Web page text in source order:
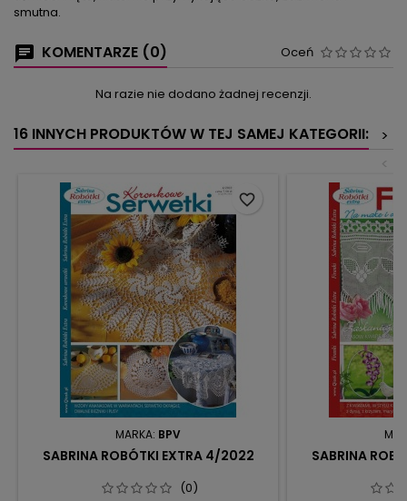
smutna.
KOMENTARZE (0) Oceń
Na razie nie dodano żadnej recenzji.
16 INNYCH PRODUKTÓW W TEJ SAMEJ KATEGORII:
>
<
MARKA: BPV
SABRINA ROBÓTKI EXTRA 4/2022
(0)
favorite_border
SABRINA